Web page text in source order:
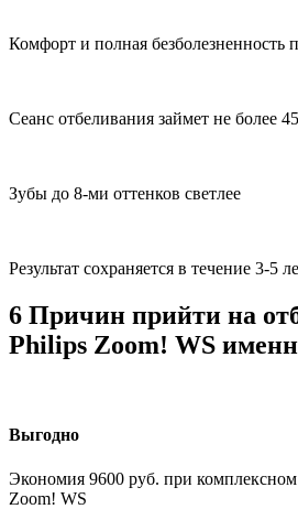
Комфорт и полная безболезненность
Сеанс отбеливания займет не более
Зубы до 8-ми оттенков светлее
Результат сохраняется в течение 3-5
6 Причин прийти на
Philips Zoom! WS
Выгодно
Экономия 9600 руб. при
Zoom! WS